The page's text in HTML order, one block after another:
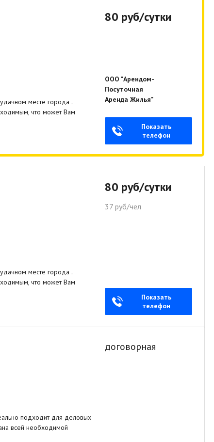
месте города .
что может Вам
80 руб/сутки
ООО "Арендом-
Посуточная
Аренда Жилья"
Показать
телефон
месте города .
что может Вам
80 руб/сутки
37 руб/чел
Показать
телефон
подходит для деловых
всей необходимой
договорная